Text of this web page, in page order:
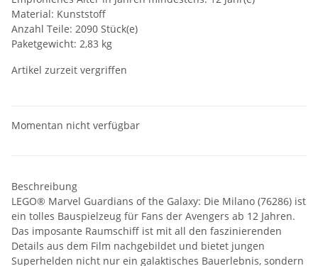
Material: Kunststoff
Anzahl Teile: 2090 Stück(e)
Paketgewicht: 2,83 kg
Artikel zurzeit vergriffen
Momentan nicht verfügbar
Beschreibung
LEGO® Marvel Guardians of the Galaxy: Die Milano (76286) ist
ein tolles Bauspielzeug für Fans der Avengers ab 12 Jahren.
Das imposante Raumschiff ist mit all den faszinierenden
Details aus dem Film nachgebildet und bietet jungen
Superhelden nicht nur ein galaktisches Bauerlebnis, sondern